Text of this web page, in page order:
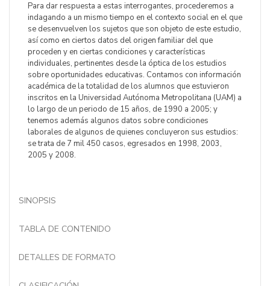
Para dar respuesta a estas interrogantes, procederemos a
indagando a un mismo tiempo en el contexto social en el que
se desenvuelven los sujetos que son objeto de este estudio,
así como en ciertos datos del origen familiar del que
proceden y en ciertas condiciones y características
individuales, pertinentes desde la óptica de los estudios
sobre oportunidades educativas. Contamos con información
académica de la totalidad de los alumnos que estuvieron
inscritos en la Universidad Autónoma Metropolitana (UAM) a
lo largo de un periodo de 15 años, de 1990 a 2005; y
tenemos además algunos datos sobre condiciones
laborales de algunos de quienes concluyeron sus estudios:
se trata de 7 mil 450 casos, egresados en 1998, 2003,
2005 y 2008.
SINOPSIS
TABLA DE CONTENIDO
DETALLES DE FORMATO